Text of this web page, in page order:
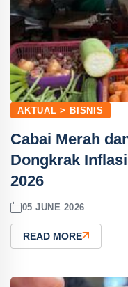
AKTUAL > BISNIS
Cabai Merah
Dongkrak
2026
05 JUNE 2026
READ MORE